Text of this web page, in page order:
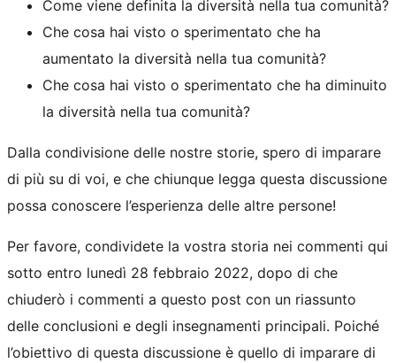
Come viene definita la diversità nella tua comunità?
Che cosa hai visto o sperimentato che ha
aumentato la diversità nella tua comunità?
Che cosa hai visto o sperimentato che ha diminuito
la diversità nella tua comunità?
Dalla condivisione delle nostre storie, spero di imparare
di più su di voi, e che chiunque legga questa discussione
possa conoscere l’esperienza delle altre persone!
Per favore, condividete la vostra storia nei commenti qui
sotto entro lunedì 28 febbraio 2022, dopo di che
chiuderò i commenti a questo post con un riassunto
delle conclusioni e degli insegnamenti principali. Poiché
l’obiettivo di questa discussione è quello di imparare di